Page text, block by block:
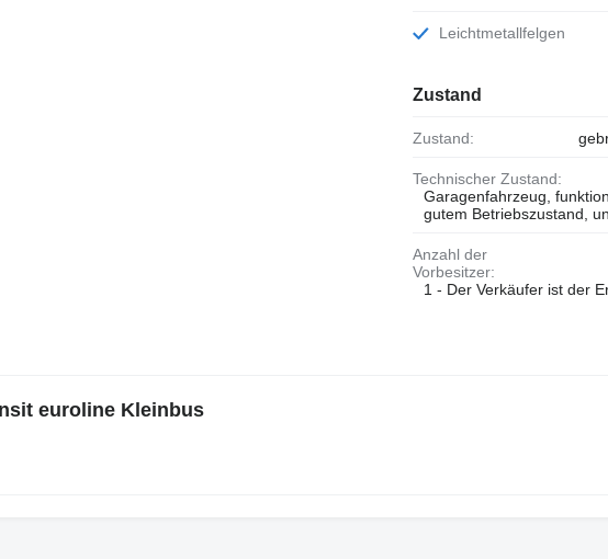
Leichtmetallfelgen
Zustand
Zustand:
Technischer Zustand:
Garagenfahrzeug,
gutem Betriebszustand,
Anzahl der
Vorbesitzer:
1 - Der Verkäufer ist der
euroline Kleinbus